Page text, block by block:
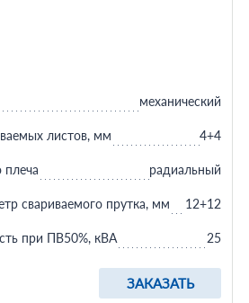
ЗАКАЗАТЬ
механический
листов, мм 4+4
радиальный
свариваемого прутка, мм 12+12
при ПВ50%, кВА 25